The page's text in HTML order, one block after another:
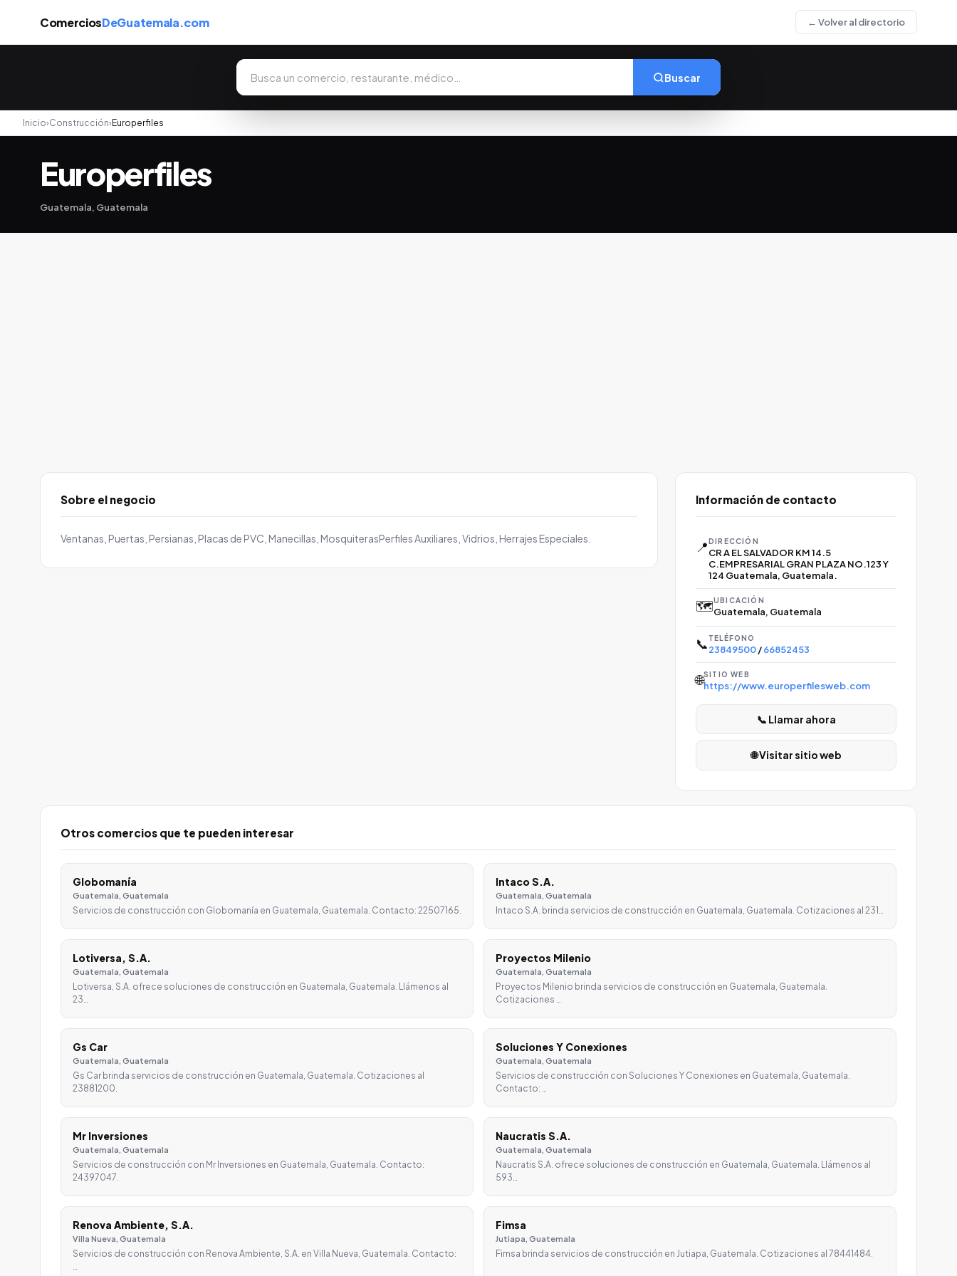
ComerciosDeGuatemala.com ← Volver al directorio
Buscar
Inicio›Construcción› Europerfiles
Europerfiles
Guatemala, Guatemala
Sobre el negocio
Ventanas, Puertas, Persianas, Placas de PVC, Manecillas, MosquiterasPerfiles Auxiliares, Vidrios, Herrajes Especiales.
Información de contacto
📍DIRECCIÓN
CR A EL SALVADOR KM 14.5
C.EMPRESARIAL GRAN PLAZA NO.123 Y
124 Guatemala, Guatemala.
🗺️UBICACIÓN
Guatemala, Guatemala
📞 TELÉFONO
23849500/66852453
🌐SITIO WEB
https://www.europerfilesweb.com
📞 Llamar ahora
🌐 Visitar sitio web
Otros comercios que te pueden interesar
Globomanía
Guatemala, Guatemala
Servicios de construcción con Globomanía en Guatemala, Guatemala. Contacto: 22507165.
Intaco S.A.
Guatemala, Guatemala
Intaco S.A. brinda servicios de construcción en Guatemala, Guatemala. Cotizaciones al 231…
Lotiversa, S.A.
Guatemala, Guatemala
Lotiversa, S.A. ofrece soluciones de construcción en Guatemala, Guatemala. Llámenos al
23…
Proyectos Milenio
Guatemala, Guatemala
Proyectos Milenio brinda servicios de construcción en Guatemala, Guatemala.
Cotizaciones …
Gs Car
Guatemala, Guatemala
Gs Car brinda servicios de construcción en Guatemala, Guatemala. Cotizaciones al
23881200.
Soluciones Y Conexiones
Guatemala, Guatemala
Servicios de construcción con Soluciones Y Conexiones en Guatemala, Guatemala.
Contacto: …
Mr Inversiones
Guatemala, Guatemala
Servicios de construcción con Mr Inversiones en Guatemala, Guatemala. Contacto:
24397047.
Naucratis S.A.
Guatemala, Guatemala
Naucratis S.A. ofrece soluciones de construcción en Guatemala, Guatemala. Llámenos al
593…
Renova Ambiente, S.A.
Villa Nueva, Guatemala
Servicios de construcción con Renova Ambiente, S.A. en Villa Nueva, Guatemala. Contacto:
…
Fimsa
Jutiapa, Guatemala
Fimsa brinda servicios de construcción en Jutiapa, Guatemala. Cotizaciones al 78441484.